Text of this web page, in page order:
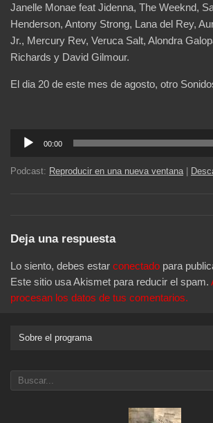
Janelle Monae feat Jidenna, The Weeknd,
Henderson, Antony Strong, Lana del Rey,
Jr., Mercury Rev, Veruca Salt, Alondra
Richards y David Gilmour.
El dia 20 de este mes de agosto, otro
Reproductor
audio
00:00
Podcast: Reproducir en una nueva ventana |
Deja una respuesta
Lo siento, debes estar conectado para
Este sitio usa Akismet para reducir el spam.
procesan los datos de tus comentarios.
Sobre el programa